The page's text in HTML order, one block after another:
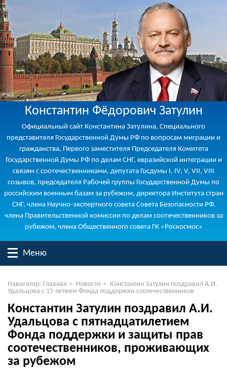
Константин Фёдорович Затулин
Официальный сайт Константина Затулина, Специального
представителя Государственной Думы РФ по вопросам миграции и
гражданства, Первого заместителя Председателя Комитета
Государственной Думы РФ по делам СНГ, евразийской интеграции и
связям с соотечественниками, депутата Госдумы I, IV, V, VII, VIII
созывов, председателя Рабочей группы Государственной Думы по
российским военным базам за рубежом, директора Института стран
СНГ, члена Научно-экспертного совета Совета Безопасности РФ,
члена Правительственной комиссии по делам соотечественников за
рубежом, члена Общественного совета ГК «Роскосмос»
Меню
Навигатор: Главная > Новости > Константин Затулин поздравил А.И.
Удальцова с 15-летием Фонда поддержки соотечественников
Константин Затулин поздравил А.И.
Удальцова с пятнадцатилетием
Фонда поддержки и защиты прав
соотечественников, проживающих
за рубежом